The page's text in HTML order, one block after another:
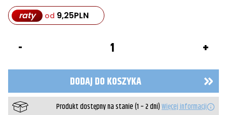
raty od 9,25PLN
Yamaha
Star
1100
Classic/Custom
DODAJ DO KOSZYKA
Produkt dostępny na stanie (1 – 2 dni)Więcej informacji